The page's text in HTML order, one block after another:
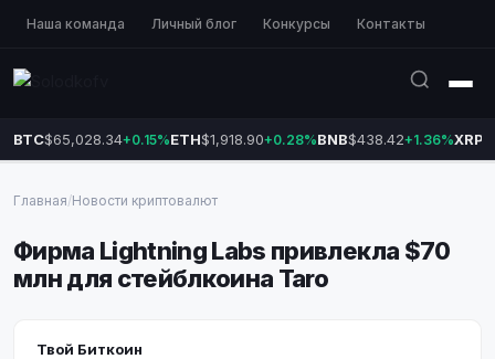
Наша команда Личный блог Конкурсы Контакты
BTC$65,028.34+0.15%ETH$1,918.90+0.28%BNB$438.42+1.36%XRP
Главная/Новости криптовалют
Фирма Lightning Labs привлекла $70
млн для стейблкоина Taro
Твой Биткоин